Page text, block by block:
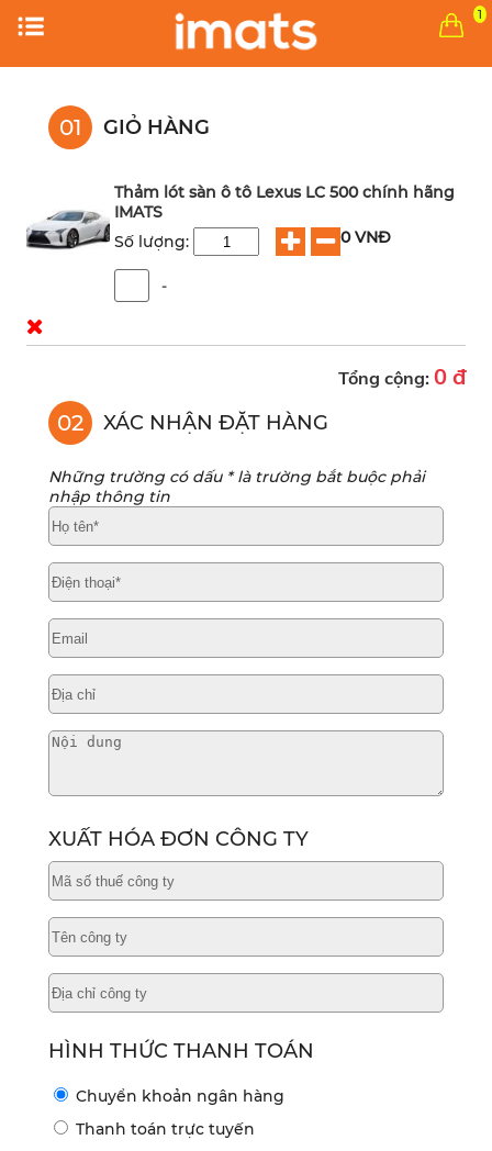
1
01 GIỎ HÀNG
Thảm lót sàn ô tô Lexus LC 500 chính hãng
IMATS
0 VNĐ
Số lượng:
-
Tổng cộng: 0 đ
02 XÁC NHẬN ĐẶT HÀNG
Những trường có dấu * là trường bắt buộc phải
nhập thông tin
XUẤT HÓA ĐƠN CÔNG TY
HÌNH THỨC THANH TOÁN
Chuyển khoản ngân hàng
Thanh toán trực tuyến